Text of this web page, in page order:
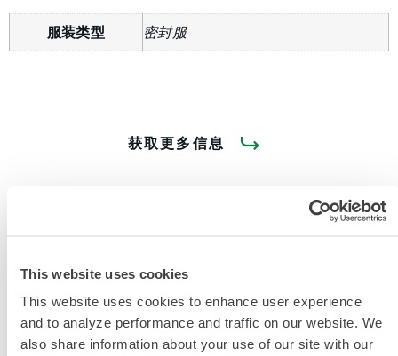
This website uses cookies
This website uses cookies to enhance user experience
and to analyze performance and traffic on our website. We
also share information about your use of our site with our
服装类型 密封服
获取更多信息
产品资料